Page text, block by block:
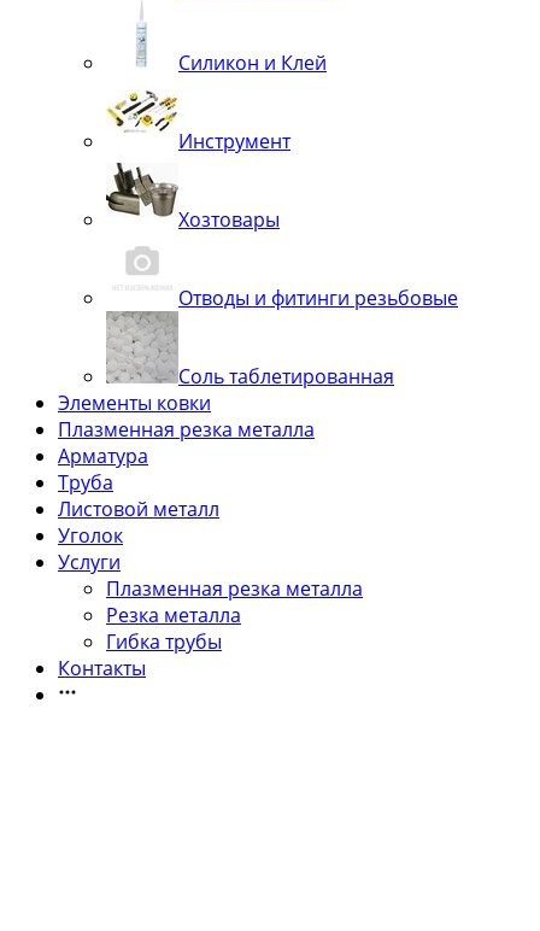
Силикон и Клей
Инструмент
Хозтовары
Отводы и фитинги резьбовые
Соль таблетированная
Элементы ковки
Плазменная резка металла
Арматура
Труба
Листовой металл
Уголок
Услуги
Плазменная резка металла
Резка металла
Гибка трубы
Контакты